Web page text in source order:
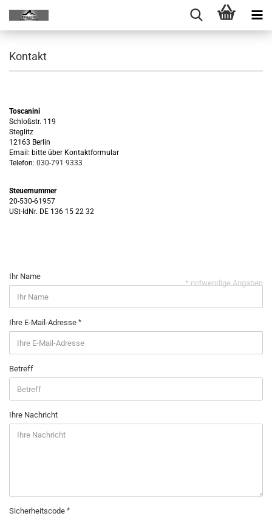
Kontakt
Toscanini
Schloßstr. 119
Steglitz
12163 Berlin
Email: bitte über Kontaktformular
Telefon: 030-791 9333
Steuernummer
20-530-61957
USt-IdNr. DE 136 15 22 32
Ihr Name
Ihre E-Mail-Adresse
Betreff
Ihre Nachricht
Sicherheitscode
* notwendige Angaben